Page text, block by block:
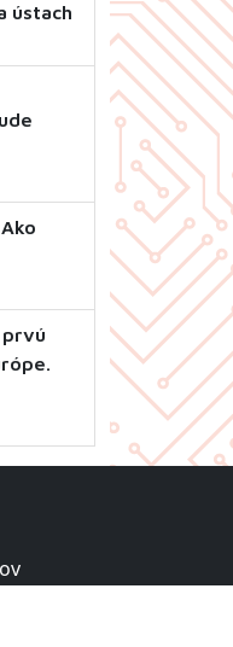
ústach
prvú